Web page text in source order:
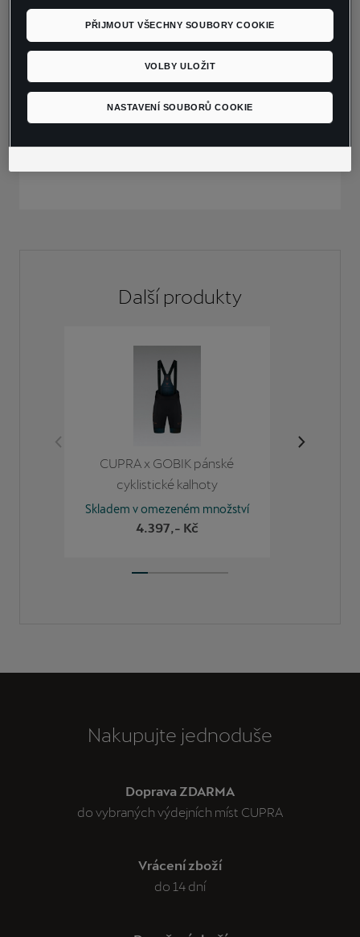
recyklovaný polyester
- Barva: modrá MOONSLATE
- Velikost odpovídá věku dítěte: 9-10 let
Pokyny k péči:
- Lze prát v pračce na 30 °C
Dalšíprodukty
CUPRA x GOBIK pánské
cyklistické kalhoty
Skladem v omezeném množství
4.397,- Kč
Nakupujte jednoduše
Doprava ZDARMA
do vybraných výdejních míst CUPRA
Vrácení zboží
do 14 dní
PŘIJMOUT VŠECHNY SOUBORY COOKIE
VOLBY ULOŽIT
NASTAVENÍ SOUBORŮ COOKIE